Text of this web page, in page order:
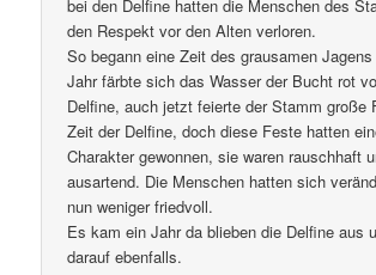
bei den Delfine hatten die Menschen des
den Respekt vor den Alten verloren.
So begann eine Zeit des grausamen
Jahr färbte sich das Wasser der Bucht rot
Delfine, auch jetzt feierte der Stamm große
Zeit der Delfine, doch diese Feste hatten
Charakter gewonnen, sie waren rauschhaft
ausartend. Die Menschen hatten sich
nun weniger friedvoll.
Es kam ein Jahr da blieben die Delfine aus
darauf ebenfalls.